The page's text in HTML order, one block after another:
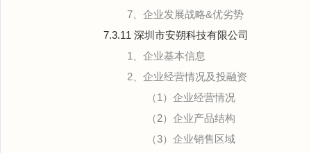
7、企业发展战略&优劣势
7.3.11 深圳市安朔科技有限公司
1、企业基本信息
2、企业经营情况及投融资
（1）企业经营情况
（2）企业产品结构
（3）企业销售区域